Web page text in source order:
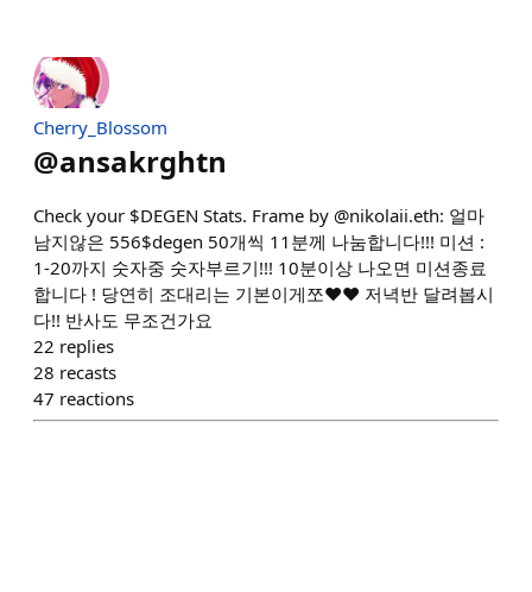
Cherry_Blossom
@ansakrghtn
Check your $DEGEN Stats. Frame by @nikolaii.eth: 얼마
남지않은 556$degen 50개씩 11분께 나눔합니다!!! 미션 :
1-20까지 숫자중 숫자부르기!!! 10분이상 나오면 미션종료
합니다 ! 당연히 조대리는 기본이게쪼❤️❤️ 저녁반 달려봅시
다!! 반사도 무조건가요
22 replies
28 recasts
47 reactions